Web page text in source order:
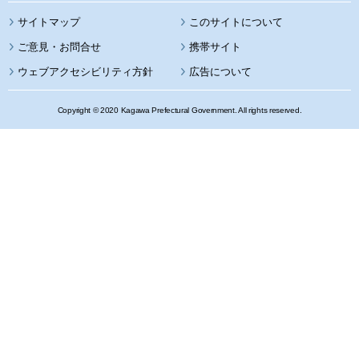
サイトマップ このサイトについて
携帯サイト
ウェブアクセシビリティ方針 広告について
Copyright © 2020 Kagawa Prefectural Government. All rights reserved.